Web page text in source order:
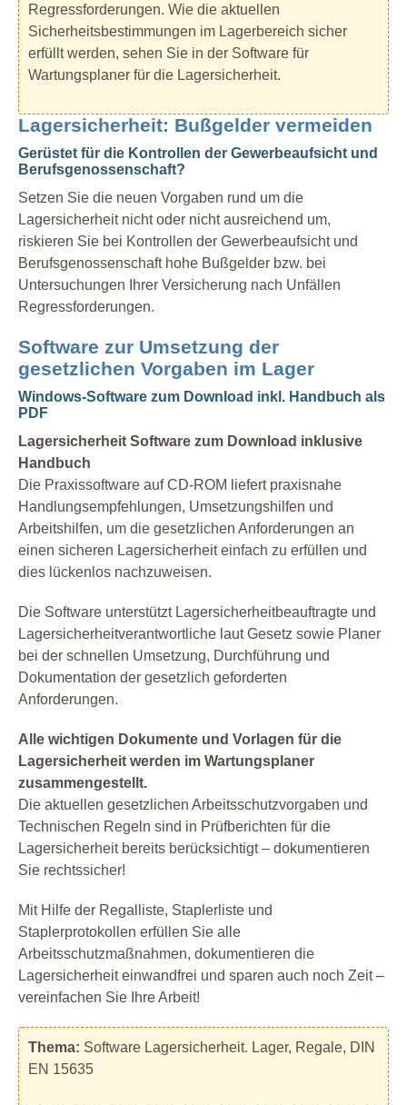
Regressforderungen. Wie die aktuellen
Sicherheitsbestimmungen im Lagerbereich sicher
erfüllt werden, sehen Sie in der Software für
Wartungsplaner für die Lagersicherheit.
Lagersicherheit: Bußgelder vermeiden
Gerüstet für die Kontrollen der Gewerbeaufsicht und
Berufsgenossenschaft?
Setzen Sie die neuen Vorgaben rund um die
Lagersicherheit nicht oder nicht ausreichend um,
riskieren Sie bei Kontrollen der Gewerbeaufsicht und
Berufsgenossenschaft hohe Bußgelder bzw. bei
Untersuchungen Ihrer Versicherung nach Unfällen
Regressforderungen.
Software zur Umsetzung der
gesetzlichen Vorgaben im Lager
Windows-Software zum Download inkl. Handbuch als
PDF
Lagersicherheit Software zum Download inklusive
Handbuch
Die Praxissoftware auf CD-ROM liefert praxisnahe
Handlungsempfehlungen, Umsetzungshilfen und
Arbeitshilfen, um die gesetzlichen Anforderungen an
einen sicheren Lagersicherheit einfach zu erfüllen und
dies lückenlos nachzuweisen.
Die Software unterstützt Lagersicherheitbeauftragte und
Lagersicherheitverantwortliche laut Gesetz sowie Planer
bei der schnellen Umsetzung, Durchführung und
Dokumentation der gesetzlich geforderten
Anforderungen.
Alle wichtigen Dokumente und Vorlagen für die
Lagersicherheit werden im Wartungsplaner
zusammengestellt.
Die aktuellen gesetzlichen Arbeitsschutzvorgaben und
Technischen Regeln sind in Prüfberichten für die
Lagersicherheit bereits berücksichtigt – dokumentieren
Sie rechtssicher!
Mit Hilfe der Regalliste, Staplerliste und
Staplerprotokollen erfüllen Sie alle
Arbeitsschutzmaßnahmen, dokumentieren die
Lagersicherheit einwandfrei und sparen auch noch Zeit –
vereinfachen Sie Ihre Arbeit!
Thema: Software Lagersicherheit. Lager, Regale, DIN
EN 15635